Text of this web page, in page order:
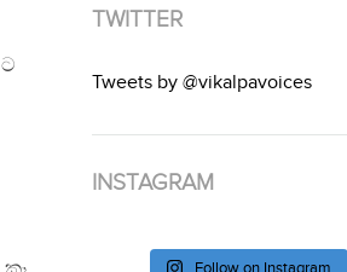
TWITTER
Tweets by @vikalpavoices
INSTAGRAM